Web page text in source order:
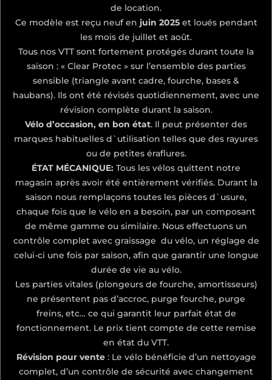
de location.
Ce modèle est reçu neuf en juin 2025et loués pendant
les mois de juillet et août.
Tous nos VTT sont fortement protégés durant toute la
saison : « Clear Protec » sur l’ensemble des parties
sensible (triangle avant cadre, fourche, bases &
haubans). Ils ont été révisés quotidiennement, avec une
révision complète durant la saison.
Vélo d’occasion, en bon état. Il peut présenter des
marques habituelles d`utilisation telles que des rayures
ou de petites éraflures.
ÉTAT MÉCANIQUE: Tous les vélos quittent notre
magasin après avoir été entièrement vérifiés. Durant la
saison nous remplaçons toutes les pièces d`usure,
chaque fois que le vélo en a besoin, par un composant
de même gamme ou similaire. Nous effectuons un
contrôle complet avec graissage du vélo, un réglage de
celui-ci une fois par saison, afin que garantir une longue
durée de vie au vélo.
Les parties vitales (plongeurs de fourche, amortisseurs)
ne présentent pas d’accroc, purge fourche, purge
freins, etc… ce qui garantit leur parfait état de
fonctionnement. Le prix tient compte de cette remise
en état du VTT.
Révision pour vente : Le vélo bénéficie d’un nettoyage
complet, d’un contrôle de sécurité avec changement